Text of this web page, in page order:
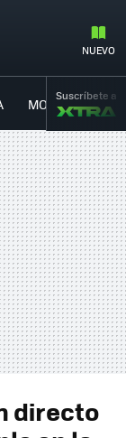
NUEVO
MOVILIDAD
Suscríbete a
directo